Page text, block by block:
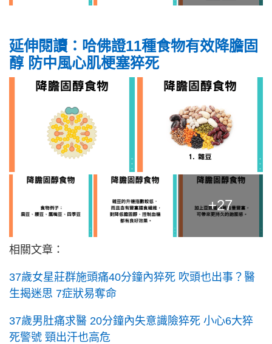
延伸閱讀：哈佛證11種食物有效降膽固
醇 防中風心肌梗塞猝死
+27
相關文章：
37歲女星莊群施頭痛40分鐘內猝死 吹頭也出事？醫
生揭迷思 7症狀易奪命
37歲男肚痛求醫 20分鐘內失意識險猝死 小心6大猝
死警號 頸出汗也高危